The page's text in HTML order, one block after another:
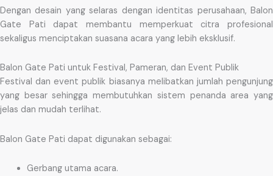
Dengan desain yang selaras dengan identitas perusahaan, Balon
Gate Pati dapat membantu memperkuat citra profesional
sekaligus menciptakan suasana acara yang lebih eksklusif.
Balon Gate Pati untuk Festival, Pameran, dan Event Publik
Festival dan event publik biasanya melibatkan jumlah pengunjung
yang besar sehingga membutuhkan sistem penanda area yang
jelas dan mudah terlihat.
Balon Gate Pati dapat digunakan sebagai:
Gerbang utama acara.